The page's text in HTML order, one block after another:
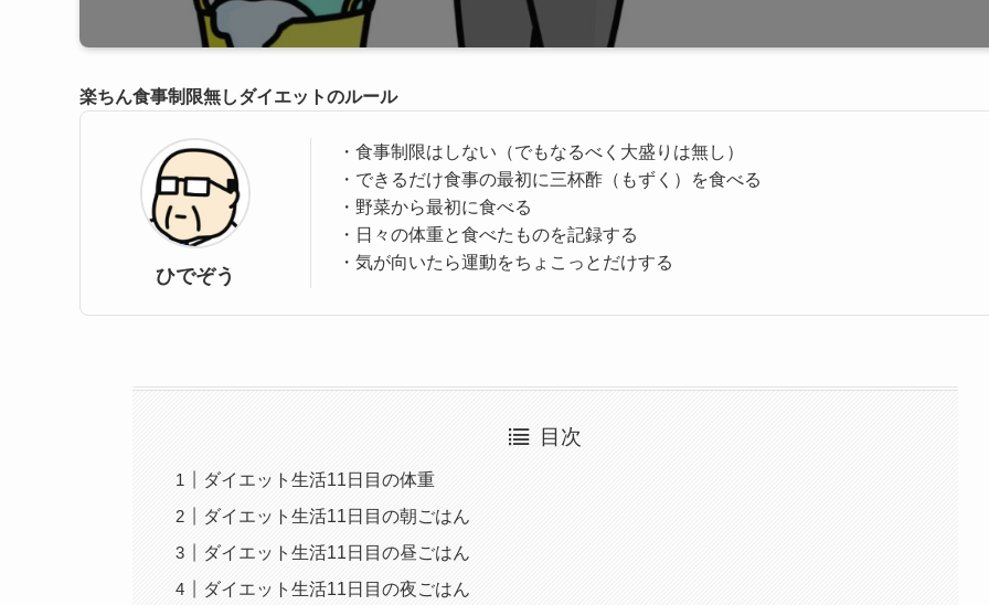
楽ちん食事制限無しダイエットのルール
ひでぞう
・食事制限はしない（でもなるべく大盛りは無し）
・できるだけ食事の最初に三杯酢（もずく）を食べる
・野菜から最初に食べる
・日々の体重と食べたものを記録する
・気が向いたら運動をちょこっとだけする
目次
ダイエット生活11日目の体重
ダイエット生活11日目の朝ごはん
ダイエット生活11日目の昼ごはん
ダイエット生活11日目の夜ごはん